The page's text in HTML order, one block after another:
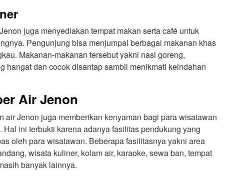
juga menyediakan tempat makan serta café untuk
Pengunjung bisa menjumpai berbagai makanan khas
Makanan-makanan tersebut yakni nasi goreng,
hangat dan cocok disantap sambil menikmati keindahan
Air Jenon
air Jenon juga memberikan kenyaman bagi para wisatawan
ini terbukti karena adanya fasilitas pendukung yang
oleh para wisatawan. Beberapa fasilitasnya yakni area
wisata kuliner, kolam air, karaoke, sewa ban, tempat
banyak lainnya.